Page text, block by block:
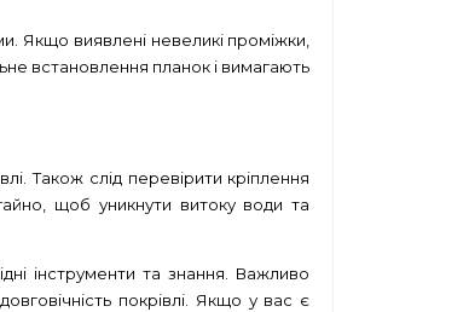
Якщо виявлені невеликі проміжки,
встановлення планок і вимагають
Також слід перевірити кріплення
щоб уникнути витоку води та
інструменти та знання. Важливо
покрівлі. Якщо у вас є